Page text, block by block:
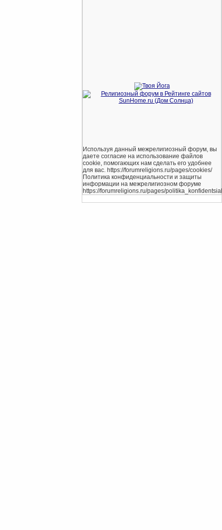
Используя данный межрелигиозный форум, вы
даете согласие на использование файлов
cookie, помогающих нам сделать его удобнее
для вас. https://forumreligions.ru/pages/cookies/
Политика конфиденциальности и защиты
информации на межрелигиозном форуме
https://forumreligions.ru/pages/